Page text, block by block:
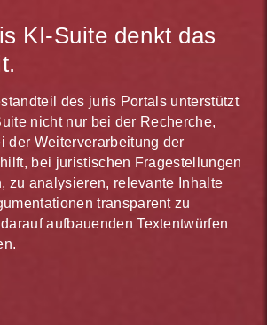
KI-Suite denkt das
des juris Portals unterstützt
nicht nur bei der Recherche,
der Weiterverarbeitung der
bei juristischen Fragestellungen
zu analysieren, relevante Inhalte
transparent zu
aufbauenden Textentwürfen